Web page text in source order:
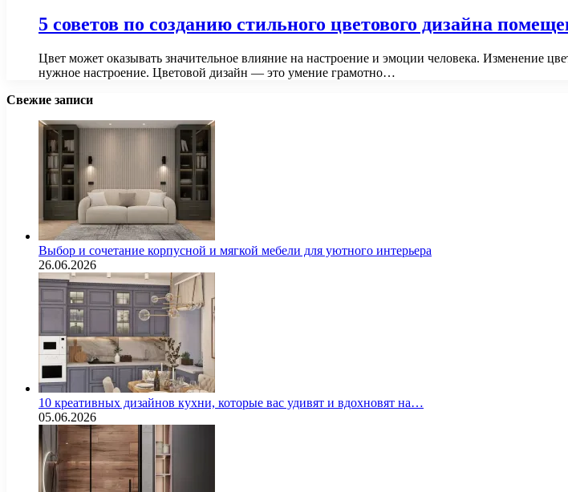
5 советов по созданию стильного цветового дизайна
Цвет может оказывать значительное влияние на настроение и эмоции человека. Изменение
нужное настроение. Цветовой дизайн — это умение грамотно…
Свежие записи
Выбор и сочетание корпусной и мягкой мебели для уютного интерьера
26.06.2026
10 креативных дизайнов кухни, которые вас удивят и вдохновят на…
05.06.2026